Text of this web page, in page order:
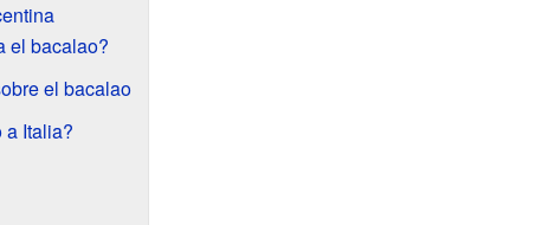
el bacalao?
el bacalao
a Italia?